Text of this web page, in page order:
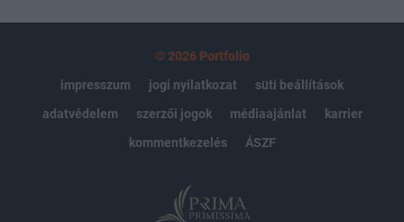
© 2026 Portfolio
impresszum
jogi nyilatkozat
süti beállítások
adatvédelem
szerzői jogok médiaajánlat
karrier
kommentkezelés
ÁSZF